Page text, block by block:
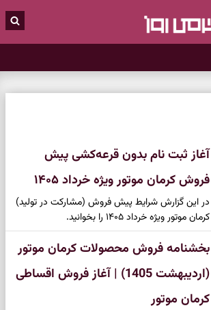
آغاز ثبت نام بدون قرعه‌کشی پیش
فروش کرمان موتور ویژه خرداد ۱۴۰۵
در این گزارش شرایط پیش فروش (مشارکت در تولید)
کرمان موتور ویژه خرداد ۱۴۰۵ را بخوانید.
بخشنامه فروش محصولات کرمان موتور
(اردیبهشت 1405) | آغاز فروش اقساطی
کرمان موتور